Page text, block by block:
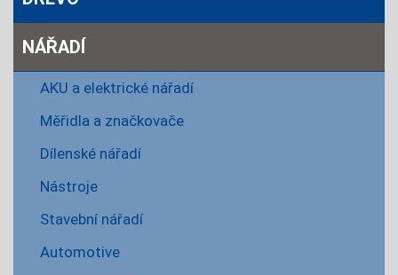
NÁŘADÍ
AKU a elektrické nářadí
Měřidla a značkovače
Dílenské nářadí
Nástroje
Stavební nářadí
Automotive